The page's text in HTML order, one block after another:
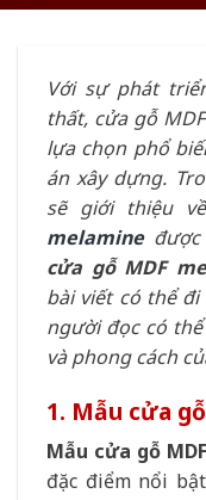
Với sự phát
thất, cửa gỗ
lựa chọn phổ
án xây dựng.
sẽ giới thiệu
melamineđược
cửa gỗ MDF
bài viết có thể
người đọc có
và phong cách
1. Mẫu cửa
Mẫu cửa gỗ
đặc điểm nổi